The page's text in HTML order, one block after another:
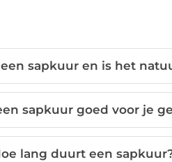
sapkuur en is het
sapkuur goed voor je
lang duurt een